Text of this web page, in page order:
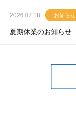
2026.07.18 お知らせ
夏期休業のお知らせ